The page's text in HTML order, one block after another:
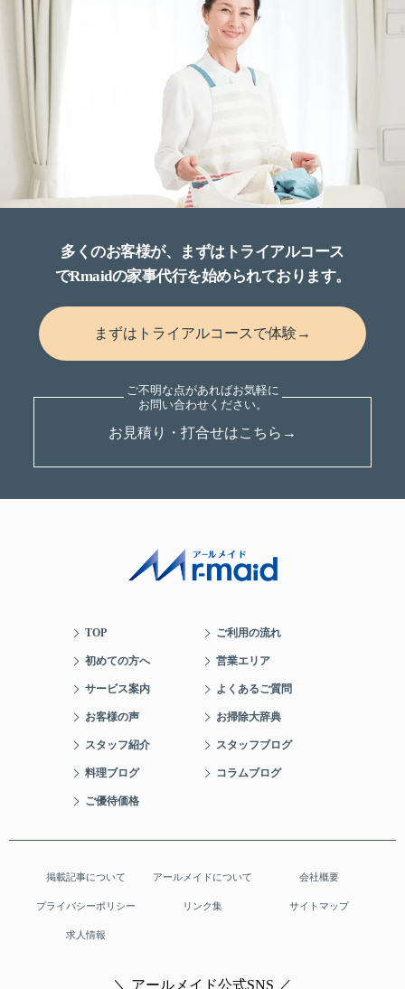
多くのお客様が、まずはトライアルコース
でRmaidの家事代行を始められております。
まずはトライアルコースで体験→
お見積り・打合せはこちら→
TOP ご利用の流れ
初めての方へ 営業エリア
サービス案内 よくあるご質問
お客様の声 お掃除大辞典
スタッフ紹介 スタッフブログ
料理ブログ コラムブログ
ご優待価格
掲載記事について アールメイドについて 会社概要
プライバシーポリシー リンク集 サイトマップ
求人情報
＼ アールメイド公式SNS ／